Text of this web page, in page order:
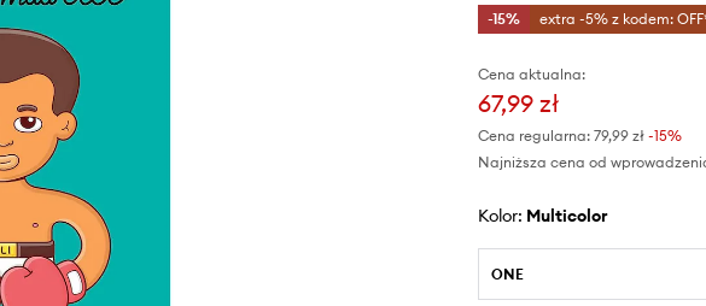
-15% extra -5% z kodem:
Cena aktualna:
67,99 zł
Cena regularna: 79,99 zł-15%
Najniższa cena od
Kolor: multicolor
ONE